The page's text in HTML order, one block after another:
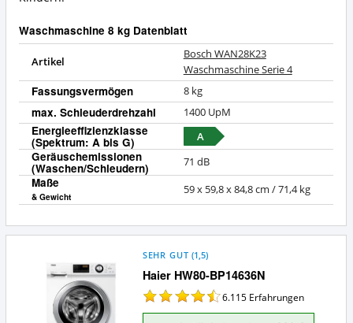
Waschmaschine 8 kg Datenblatt
Artikel
Bosch WAN28K23
Waschmaschine Serie 4
Fassungsvermögen 8 kg
max. Schleuderdrehzahl 1400 UpM
Energieeffizienzklasse
(Spektrum: A bis G) A
Geräuschemissionen
(Waschen/Schleudern) 71 dB
Maße
& Gewicht
59 x 59,8 x 84,8 cm / 71,4 kg
Haier HW80-BP14636N
SEHR GUT (1,5)
6.115 Erfahrungen